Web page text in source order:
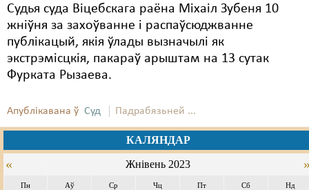
Судья суда Віцебскага раёна Міхаіл Зубеня 10
жніўня за захоўванне і распаўсюджванне
публікацый, якія ўлады вызначылі як
экстрэмісцкія, пакараў арыштам на 13 сутак
Фурката Рызаева.
Апублікавана ў Суд Падрабязьней ...
КАЛЯНДАР
« Жнівень 2023
Пн Аў Ср Чц Пт Сб Нд